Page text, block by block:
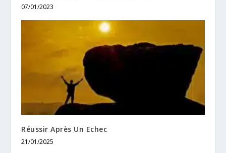
07/01/2023
Réussir Après Un Echec
21/01/2025